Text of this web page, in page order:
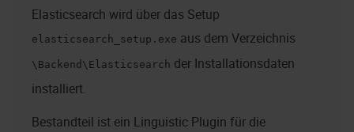
Elasticsearch wird über das Setup
elasticsearch_setup.exe aus dem Verzeichnis
\Backend\Elasticsearch der Installationsdaten
installiert.
Bestandteil ist ein Linguistic Plugin für die